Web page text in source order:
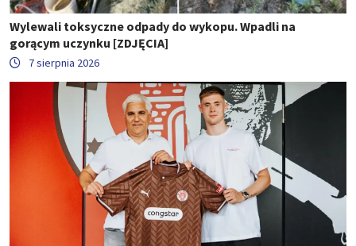
Wylewali toksyczne odpady do wykopu. Wpadli na
gorącym uczynku [ZDJĘCIA]
7 sierpnia 2026